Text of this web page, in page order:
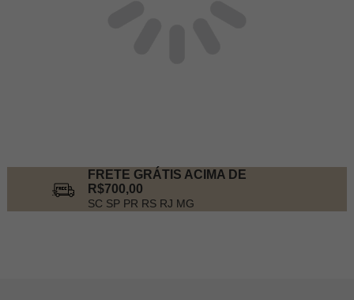
FRETE GRÁTIS ACIMA DE
R$700,00
SC SP PR RS RJ MG